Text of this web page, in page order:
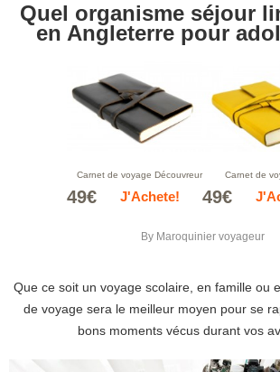
Quel organisme séjour
en Angleterre pour
Carnet de voyage Découvreur
49€ J'Achete!
Carnet de
49€
By Maroquinier voyageur
Que ce soit un voyage scolaire, en famille ou
de voyage sera le meilleur moyen pour se
bons moments vécus durant vos